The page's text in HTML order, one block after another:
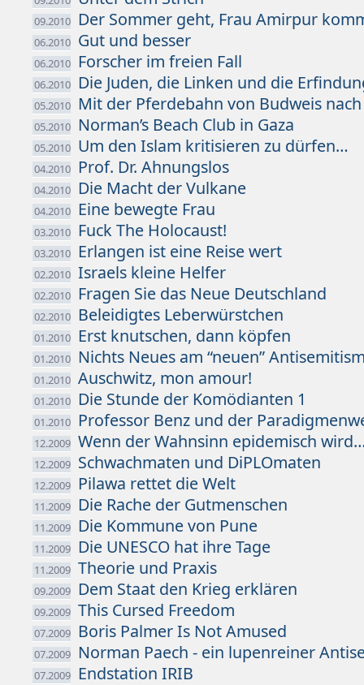
09.2010 Der Sommer geht, Frau Amirpur
06.2010 Gut und besser
06.2010 Forscher im freien Fall
06.2010 Die Juden, die Linken und die
05.2010 Mit der Pferdebahn von Budweis
05.2010 Norman’s Beach Club in Gaza
05.2010 Um den Islam kritisieren zu dürfen…
04.2010 Prof. Dr. Ahnungslos
04.2010 Die Macht der Vulkane
04.2010 Eine bewegte Frau
03.2010 Fuck The Holocaust!
03.2010 Erlangen ist eine Reise wert
02.2010 Israels kleine Helfer
02.2010 Fragen Sie das Neue Deutschland
02.2010 Beleidigtes Leberwürstchen
01.2010 Erst knutschen, dann köpfen
01.2010 Nichts Neues am “neuen”
01.2010 Auschwitz, mon amour!
01.2010 Die Stunde der Komödianten 1
01.2010 Professor Benz und der
12.2009 Wenn der Wahnsinn epidemisch
12.2009 Schwachmaten und DiPLOmaten
12.2009 Pilawa rettet die Welt
11.2009 Die Rache der Gutmenschen
11.2009 Die Kommune von Pune
11.2009 Die UNESCO hat ihre Tage
11.2009 Theorie und Praxis
09.2009 Dem Staat den Krieg erklären
09.2009 This Cursed Freedom
07.2009 Boris Palmer Is Not Amused
07.2009 Norman Paech - ein lupenreiner
07.2009 Endstation IRIB